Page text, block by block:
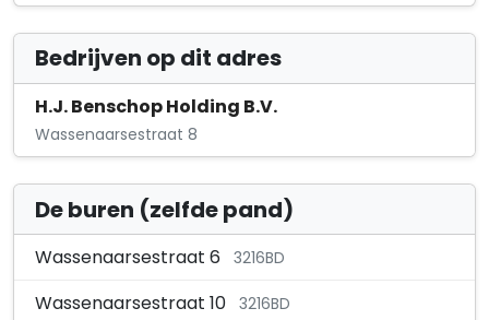
Bedrijven op dit adres
H.J. Benschop Holding B.V.
Wassenaarsestraat 8
De buren (zelfde pand)
Wassenaarsestraat 6 3216BD
Wassenaarsestraat 10 3216BD